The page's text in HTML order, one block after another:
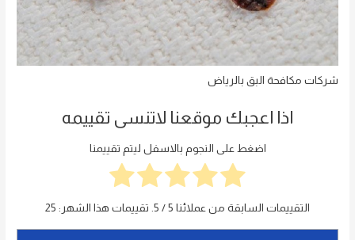
شركات مكافحة البق بالرياض
اذا اعجبك موقعنا لاتنسى تقييمه
اضغط على النجوم بالاسفل ليتم تقييمنا
التقييمات السابقة من عملائنا 5 / 5. تقييمات هذا الشهر: 25